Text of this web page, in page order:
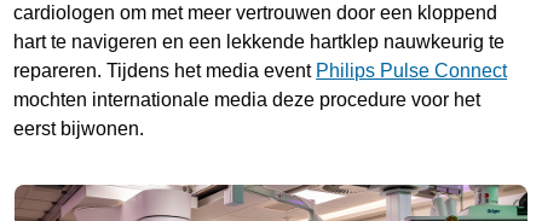
cardiologen om met meer vertrouwen door een kloppend
hart te navigeren en een lekkende hartklep nauwkeurig te
repareren. Tijdens het media event Philips Pulse Connect
mochten internationale media deze procedure voor het
eerst bijwonen.